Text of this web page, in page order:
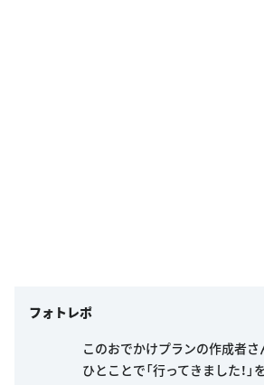
フォトレポ
このおでかけプランの作成者さ
ひとことで「行ってきました！」